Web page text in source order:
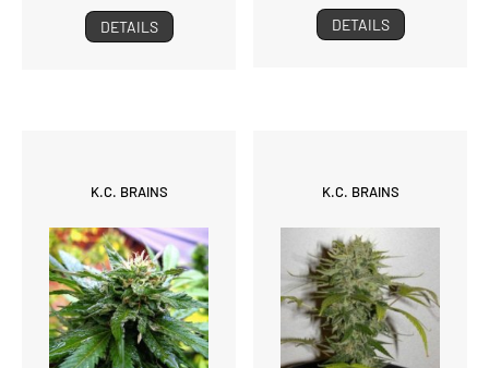
DETAILS DETAILS
K.C. BRAINS K.C. BRAINS